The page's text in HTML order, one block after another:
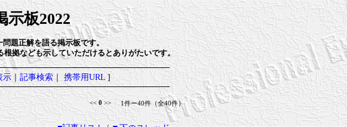
示板2022
題正解を語る掲示板です。
拠なども示していただけるとありがたいです。
示｜ 記事検索｜携帯用URL]
1件ー40件（全40件）
<< 0>>